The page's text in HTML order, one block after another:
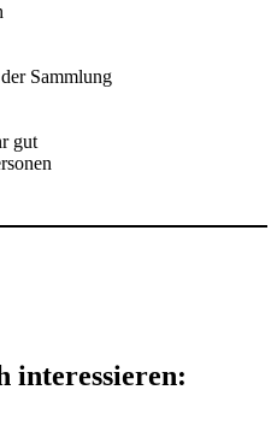
Sammlung
gut
interessieren: